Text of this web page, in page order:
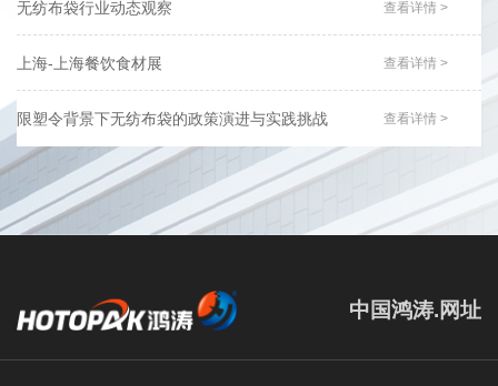
无纺布袋行业动态观察 查看详情 >
上海-上海餐饮食材展 查看详情 >
限塑令背景下无纺布袋的政策演进与实践挑战 查看详情 >
中国鸿涛.网址